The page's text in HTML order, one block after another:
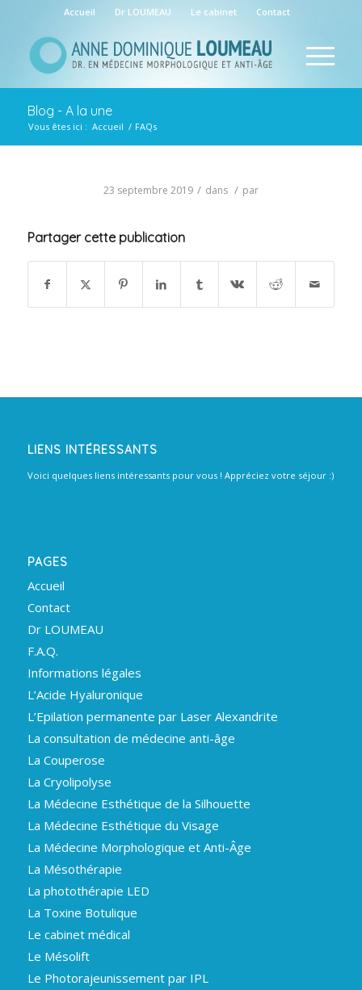
Accueil Dr LOUMEAU Le cabinet Contact
Blog - A la une
Vous êtes ici : Accueil / FAQs
23 septembre 2019 / dans / par
Partager cette publication
LIENS INTÉRESSANTS
Voici quelques liens intéressants pour vous ! Appréciez votre séjour :)
PAGES
Accueil
Contact
Dr LOUMEAU
F.A.Q.
Informations légales
L’Acide Hyaluronique
L’Epilation permanente par Laser Alexandrite
La consultation de médecine anti-âge
La Couperose
La Cryolipolyse
La Médecine Esthétique de la Silhouette
La Médecine Esthétique du Visage
La Médecine Morphologique et Anti-Âge
La Mésothérapie
La photothérapie LED
La Toxine Botulique
Le cabinet médical
Le Mésolift
Le Photorajeunissement par IPL